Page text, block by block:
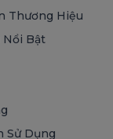
Thương Hiệu
Nổi Bật
Sử Dụng